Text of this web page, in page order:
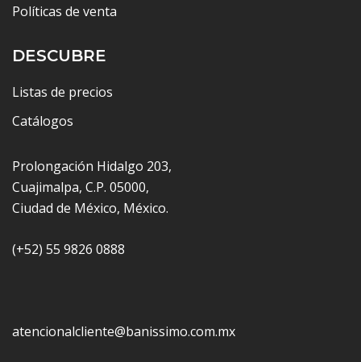
Políticas de venta
DESCUBRE
Listas de precios
Catálogos
Prolongación Hidalgo 203,
Cuajimalpa, C.P. 05000,
Ciudad de México, México.
(+52) 55 9826 0888
atencionalcliente@banissimo.com.mx